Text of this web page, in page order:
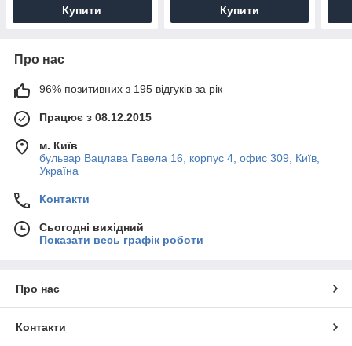
Купити Купити
Про нас
96% позитивних з 195 відгуків за рік
Працює з 08.12.2015
м. Київ
бульвар Вацлава Гавела 16, корпус 4, офис 309, Київ,
Україна
Контакти
Сьогодні вихідний
Показати весь графік роботи
Про нас
Контакти